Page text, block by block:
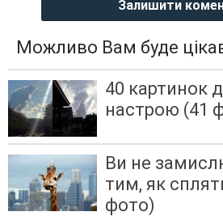
Залишити
Можливо Вам буде
40 картинок
настрою (41
Ви не
тим, як
фото)